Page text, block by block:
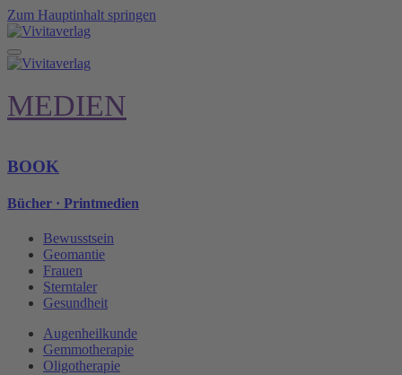
Zum Hauptinhalt springen
MEDIEN
BOOK
Bücher · Printmedien
Bewusstsein
Geomantie
Frauen
Sterntaler
Gesundheit
Augenheilkunde
Gemmotherapie
Oligotherapie